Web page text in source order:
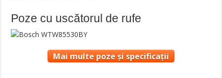
Poze cu uscătorul de rufe
Mai multe poze și specificații